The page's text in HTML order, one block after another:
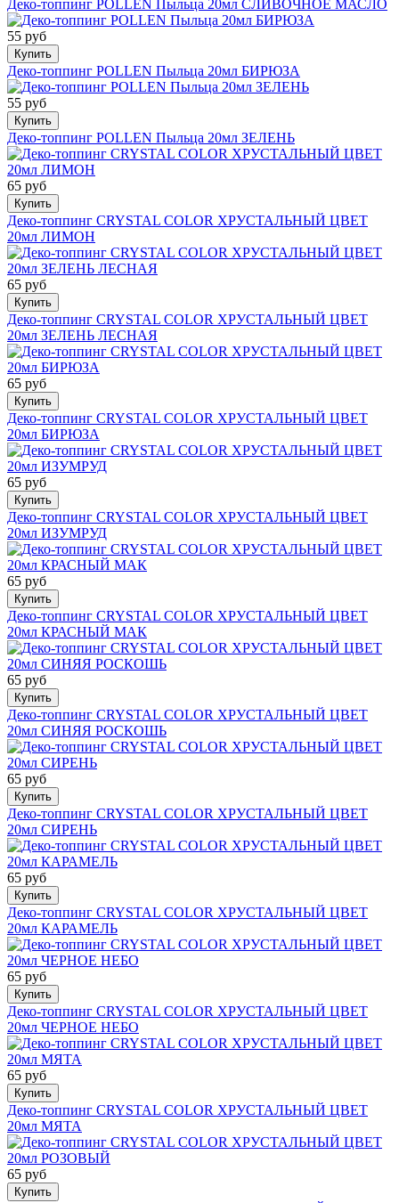
Деко-топпинг POLLEN Пыльца 20мл СЛИВОЧНОЕ МАСЛО
55 руб
Купить
Деко-топпинг POLLEN Пыльца 20мл БИРЮЗА
55 руб
Купить
Деко-топпинг POLLEN Пыльца 20мл ЗЕЛЕНЬ
65 руб
Купить
Деко-топпинг CRYSTAL COLOR ХРУСТАЛЬНЫЙ ЦВЕТ
20мл ЛИМОН
65 руб
Купить
Деко-топпинг CRYSTAL COLOR ХРУСТАЛЬНЫЙ ЦВЕТ
20мл ЗЕЛЕНЬ ЛЕСНАЯ
65 руб
Купить
Деко-топпинг CRYSTAL COLOR ХРУСТАЛЬНЫЙ ЦВЕТ
20мл БИРЮЗА
65 руб
Купить
Деко-топпинг CRYSTAL COLOR ХРУСТАЛЬНЫЙ ЦВЕТ
20мл ИЗУМРУД
65 руб
Купить
Деко-топпинг CRYSTAL COLOR ХРУСТАЛЬНЫЙ ЦВЕТ
20мл КРАСНЫЙ МАК
65 руб
Купить
Деко-топпинг CRYSTAL COLOR ХРУСТАЛЬНЫЙ ЦВЕТ
20мл СИНЯЯ РОСКОШЬ
65 руб
Купить
Деко-топпинг CRYSTAL COLOR ХРУСТАЛЬНЫЙ ЦВЕТ
20мл СИРЕНЬ
65 руб
Купить
Деко-топпинг CRYSTAL COLOR ХРУСТАЛЬНЫЙ ЦВЕТ
20мл КАРАМЕЛЬ
65 руб
Купить
Деко-топпинг CRYSTAL COLOR ХРУСТАЛЬНЫЙ ЦВЕТ
20мл ЧЕРНОЕ НЕБО
65 руб
Купить
Деко-топпинг CRYSTAL COLOR ХРУСТАЛЬНЫЙ ЦВЕТ
20мл МЯТА
65 руб
Купить